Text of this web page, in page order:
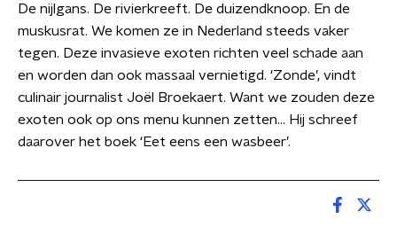
De nijlgans. De rivierkreeft. De duizendknoop. En de
muskusrat. We komen ze in Nederland steeds vaker
tegen. Deze invasieve exoten richten veel schade aan
en worden dan ook massaal vernietigd. ‘Zonde’, vindt
culinair journalist Joël Broekaert. Want we zouden deze
exoten ook op ons menu kunnen zetten... Hij schreef
daarover het boek ‘Eet eens een wasbeer’.